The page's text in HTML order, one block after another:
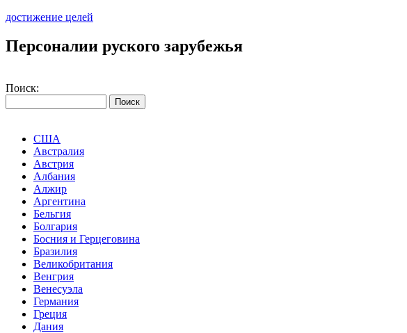
достижение целей
Персоналии руского зарубежья
Поиск:
США
Австралия
Австрия
Албания
Алжир
Аргентина
Бельгия
Болгария
Босния и Герцеговина
Бразилия
Великобритания
Венгрия
Венесуэла
Германия
Греция
Дания